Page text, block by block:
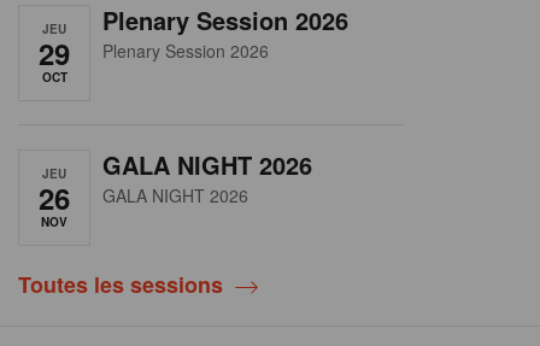
JEU
29
OCT
Plenary Session 2026
Plenary Session 2026
JEU
26
NOV
GALA NIGHT 2026
GALA NIGHT 2026
Toutes les sessions